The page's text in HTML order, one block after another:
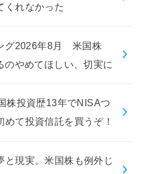
くれなかった
グ2026年8月 米国株
やめてほしい、切実に
投資歴13年でNISAつ
て投資信託を買うぞ！
と現実。米国株も例外じ